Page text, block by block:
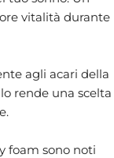
vitalità durante
agli acari della
rende una scelta
foam sono noti